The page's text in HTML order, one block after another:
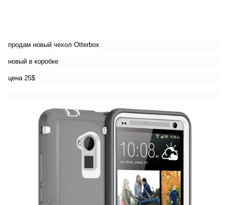
продам новый чехол Otterbox
новый в коробке
цена 25$